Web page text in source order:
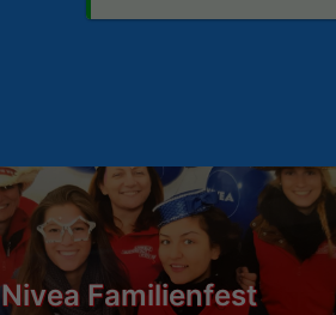
Nivea Familienfest